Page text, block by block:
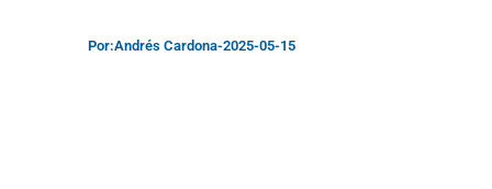
Por:Andrés Cardona-2025-05-15